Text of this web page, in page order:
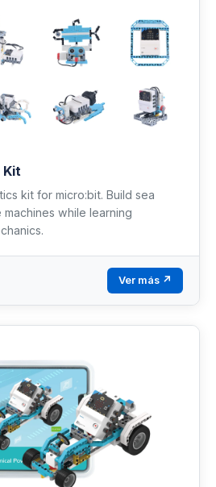
Kit
kit for micro:bit. Build sea
while learning
Ver más ↗